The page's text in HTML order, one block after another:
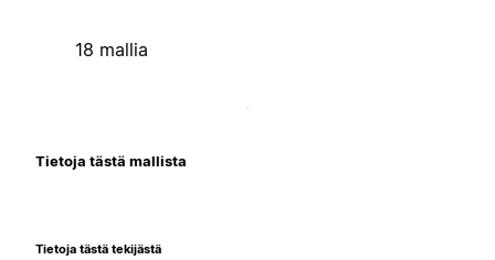
18 mallia
Tietoja tästä mallista
Tietoja tästä tekijästä